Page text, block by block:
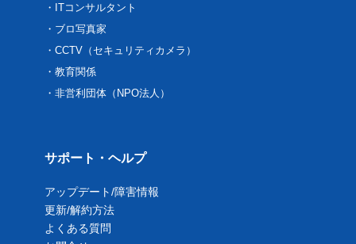
ITコンサルタント
ブロ写真家
CCTV（セキュリティカメラ）
教育関係
非営利団体（NPO法人）
サポート・ヘルプ
アップデート/障害情報
更新/解約方法
よくある質問